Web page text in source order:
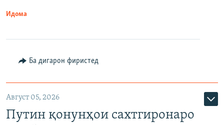
Идома
Ба дигарон фиристед
Август 05, 2026
Путин қонунҳои сахтгиронаро